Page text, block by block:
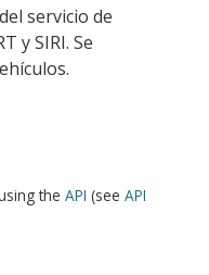
servicio de
y SIRI. Se
the API (see API